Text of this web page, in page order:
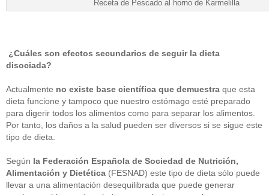
Receta de Pescado al horno de Karmelilla
¿Cuáles son efectos secundarios de seguir la dieta
disociada?
Actualmente no existe base científica que demuestra que esta
dieta funcione y tampoco que nuestro estómago esté preparado
para digerir todos los alimentos como para separar los alimentos.
Por tanto, los daños a la salud pueden ser diversos si se sigue este
tipo de dieta.
Según la Federación Española de Sociedad de Nutrición,
Alimentación y Dietética (FESNAD) este tipo de dieta sólo puede
llevar a una alimentación desequilibrada que puede generar